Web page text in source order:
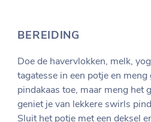
BEREIDING
Doe de havervlokken, melk,
tagatesse in een potje en meng
pindakaas toe, maar meng het
geniet je van lekkere swirls
Sluit het potje met een deksel